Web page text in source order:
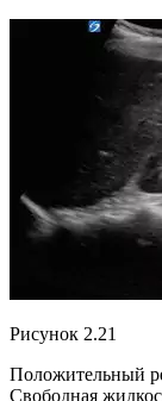
Рисунок 2.21
Положительный
Свободная